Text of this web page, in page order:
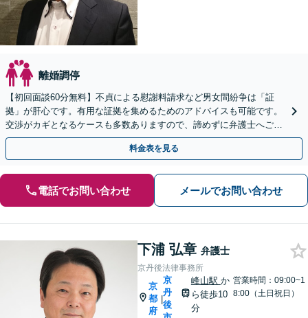
離婚調停
【初回面談60分無料】不貞による慰謝料請求など男女間紛争は「証
拠」が肝心です。有用な証拠を集めるためのアドバイスも可能です。
交渉がカギとなるケースも多数ありますので、諦めずに弁護士へご相
談ください【丸太町駅5分】【完全個室】【子連れ相談可】
料金表を見る
電話でお問い合わせ メールでお問い合わせ
下浦 弘章 弁護士
京丹後法律事務所
京
都
府
|
京
丹
後
峰山駅 か
ら徒歩10
分
営業時間：09:00~1
8:00（土日祝日）